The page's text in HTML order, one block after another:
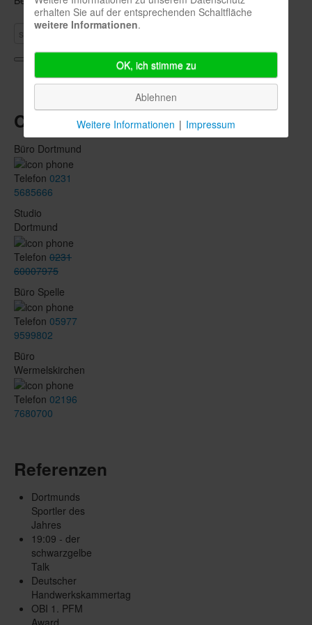
Info
Call
Büro Dortmund
Telefon 0231
5685666
Studio
Dortmund
Telefon 0231
60007975
Büro Spelle
Telefon 05977
9599802
Büro
Wermelskirchen
Telefon 02196
7680700
Referenzen
Dortmunds
Sportler des
Jahres
19:09 - der
schwarzgelbe
Talk
Deutscher
Handwerkskammertag
OBI 1. PFM
erhalten Sie auf der entsprechenden Schaltfläche
weitere Informationen.
OK, ich stimme zu
Ablehnen
Weitere Informationen | Impressum